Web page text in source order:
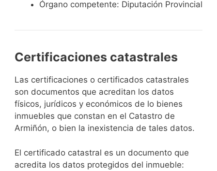
Órgano competente: Diputación Provincial
Certificaciones catastrales
Las certificaciones o certificados catastrales
son documentos que acreditan los datos
físicos, jurídicos y económicos de lo bienes
inmuebles que constan en el Catastro de
Armiñón, o bien la inexistencia de tales datos.
El certificado catastral es un documento que
acredita los datos protegidos del inmueble: